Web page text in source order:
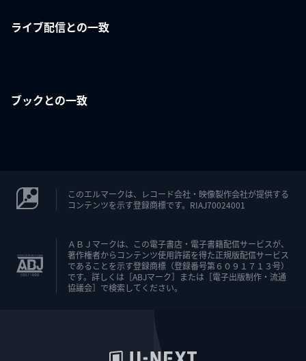
ライブ配信との一致
ブックとの一致
このエルマークは、レコード会社・映像製作会社が提供する
コンテンツを示す登録商標です。RIAJ70024001
ＡＢＪマークは、この電子書店・電子書籍配信サービスが、
著作権者からコンテンツ使用許諾を得た正規版配信サービス
であることを示す登録商標（登録番号第６０９１７１３号）
です。詳しくは［ABJマーク］または［電子出版制作・流通
協議会］で検索してください。